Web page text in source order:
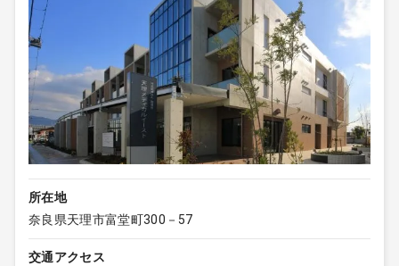
所在地
奈良県天理市富堂町300－57
交通アクセス